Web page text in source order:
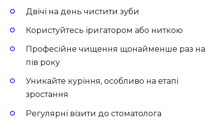
Двічі на день чистити зуби
Користуйтесь іригатором або ниткою
Професійне чищення щонайменше раз на
пів року
Уникайте куріння, особливо на етапі
зростання
Регулярні візити до стоматолога